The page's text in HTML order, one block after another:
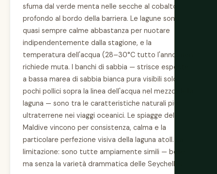
sfuma dal verde menta nelle secche al cobalto
profondo al bordo della barriera. Le lagune sono
quasi sempre calme abbastanza per nuotare
indipendentemente dalla stagione, e la
temperatura dell'acqua (28–30°C tutto l'anno) non
richiede muta. I banchi di sabbia — strisce esposte
a bassa marea di sabbia bianca pura visibili solo
pochi pollici sopra la linea dell'acqua nel mezzo della
laguna — sono tra le caratteristiche naturali più
ultraterrene nei viaggi oceanici. Le spiagge delle
Maldive vincono per consistenza, calma e la
particolare perfezione visiva della laguna atoll. La
limitazione: sono tutte ampiamente simili — belle,
ma senza la varietà drammatica delle Seychelles.